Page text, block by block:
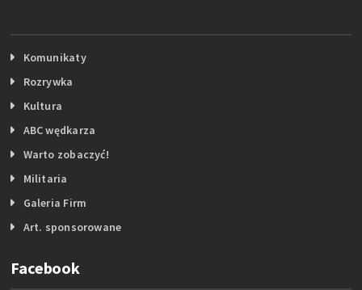
Komunikaty
Rozrywka
Kultura
ABC wędkarza
Warto zobaczyć!
Militaria
Galeria Firm
Art. sponsorowane
Facebook